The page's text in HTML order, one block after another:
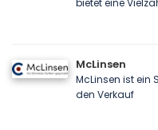
McLinsen
McLinsen ist ein
den Verkauf